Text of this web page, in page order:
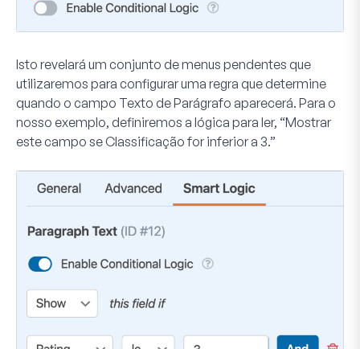
Isto revelará um conjunto de menus pendentes que
utilizaremos para configurar uma regra que determine
quando o campo Texto de Parágrafo aparecerá. Para o
nosso exemplo, definiremos a lógica para ler, “Mostrar
este campo se Classificação for inferior a 3.”